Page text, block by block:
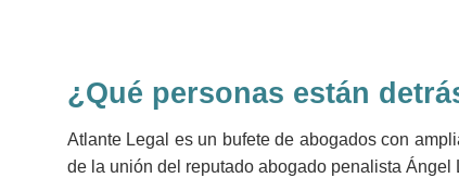
¿Qué personas están
Atlante Legal es un bufete de abogados con
de la unión del reputado abogado penalista